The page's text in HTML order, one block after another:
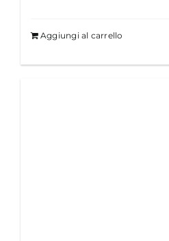
Aggiungi al carrello